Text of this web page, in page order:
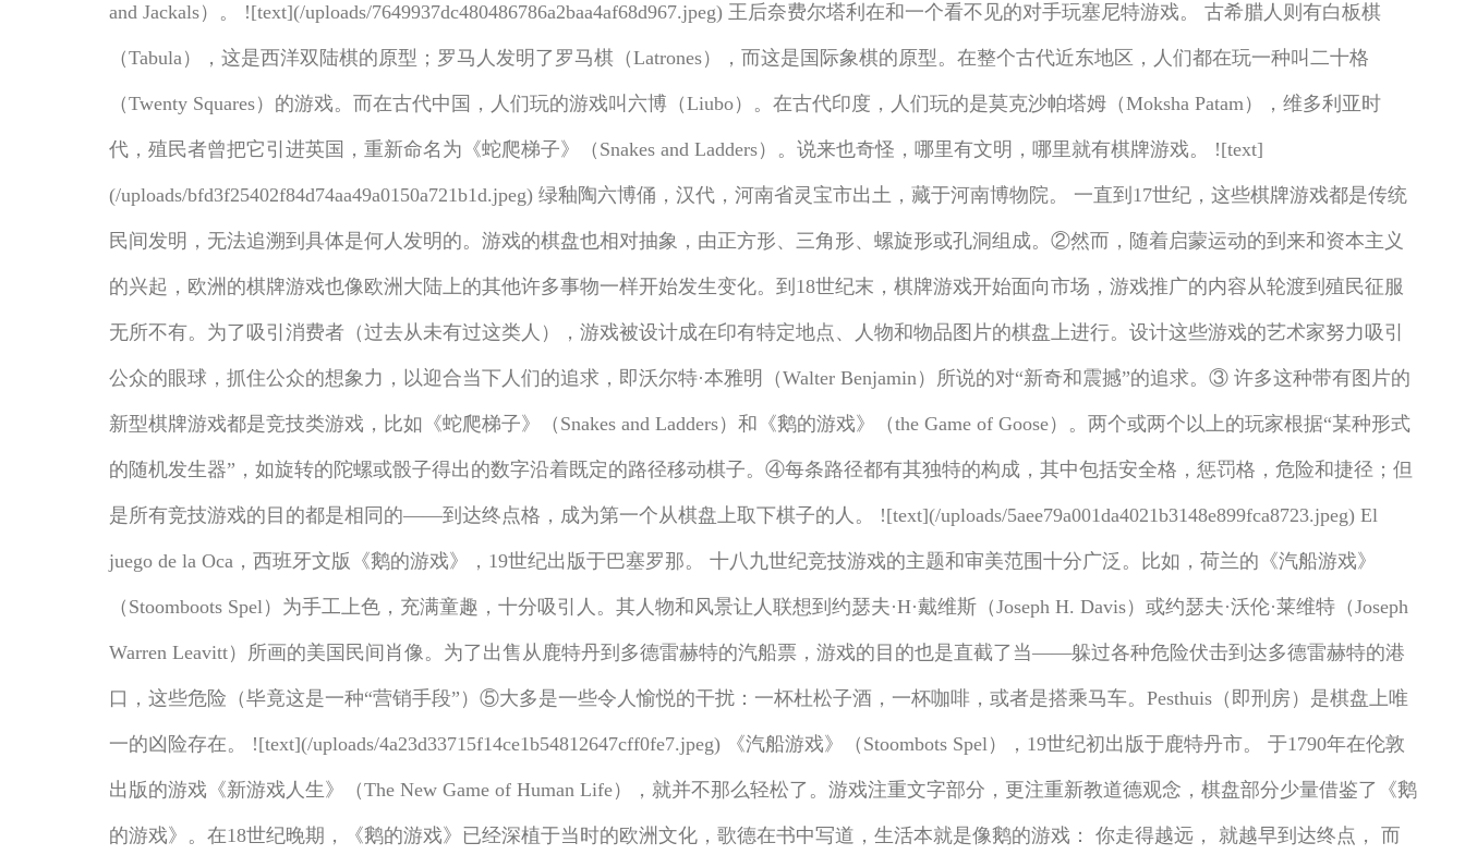
and Jackals）。 ![text](/uploads/7649937dc480486786a2baa4af68d967.jpeg) 王后奈费尔塔利在和一个看不见的对手玩塞尼特游戏。 古希腊人则有白板棋
（Tabula），这是西洋双陆棋的原型；罗马人发明了罗马棋（Latrones），而这是国际象棋的原型。在整个古代近东地区，人们都在玩一种叫二十格
（Twenty Squares）的游戏。而在古代中国，人们玩的游戏叫六博（Liubo）。在古代印度，人们玩的是莫克沙帕塔姆（Moksha Patam），维多利亚时
代，殖民者曾把它引进英国，重新命名为《蛇爬梯子》（Snakes and Ladders）。说来也奇怪，哪里有文明，哪里就有棋牌游戏。 ![text]
(/uploads/bfd3f25402f84d74aa49a0150a721b1d.jpeg) 绿釉陶六博俑，汉代，河南省灵宝市出土，藏于河南博物院。 一直到17世纪，这些棋牌游戏都是传统
民间发明，无法追溯到具体是何人发明的。游戏的棋盘也相对抽象，由正方形、三角形、螺旋形或孔洞组成。②然而，随着启蒙运动的到来和资本主义
的兴起，欧洲的棋牌游戏也像欧洲大陆上的其他许多事物一样开始发生变化。到18世纪末，棋牌游戏开始面向市场，游戏推广的内容从轮渡到殖民征服
无所不有。为了吸引消费者（过去从未有过这类人），游戏被设计成在印有特定地点、人物和物品图片的棋盘上进行。设计这些游戏的艺术家努力吸引
公众的眼球，抓住公众的想象力，以迎合当下人们的追求，即沃尔特·本雅明（Walter Benjamin）所说的对“新奇和震撼”的追求。③ 许多这种带有图片的
新型棋牌游戏都是竞技类游戏，比如《蛇爬梯子》（Snakes and Ladders）和《鹅的游戏》（the Game of Goose）。两个或两个以上的玩家根据“某种形式
的随机发生器”，如旋转的陀螺或骰子得出的数字沿着既定的路径移动棋子。④每条路径都有其独特的构成，其中包括安全格，惩罚格，危险和捷径；但
是所有竞技游戏的目的都是相同的——到达终点格，成为第一个从棋盘上取下棋子的人。 ![text](/uploads/5aee79a001da4021b3148e899fca8723.jpeg) El
juego de la Oca，西班牙文版《鹅的游戏》，19世纪出版于巴塞罗那。 十八九世纪竞技游戏的主题和审美范围十分广泛。比如，荷兰的《汽船游戏》
（Stoomboots Spel）为手工上色，充满童趣，十分吸引人。其人物和风景让人联想到约瑟夫·H·戴维斯（Joseph H. Davis）或约瑟夫·沃伦·莱维特（Joseph
Warren Leavitt）所画的美国民间肖像。为了出售从鹿特丹到多德雷赫特的汽船票，游戏的目的也是直截了当——躲过各种危险伏击到达多德雷赫特的港
口，这些危险（毕竟这是一种“营销手段”）⑤大多是一些令人愉悦的干扰：一杯杜松子酒，一杯咖啡，或者是搭乘马车。Pesthuis（即刑房）是棋盘上唯
一的凶险存在。 ![text](/uploads/4a23d33715f14ce1b54812647cff0fe7.jpeg) 《汽船游戏》（Stoombots Spel），19世纪初出版于鹿特丹市。 于1790年在伦敦
出版的游戏《新游戏人生》（The New Game of Human Life），就并不那么轻松了。游戏注重文字部分，更注重新教道德观念，棋盘部分少量借鉴了《鹅
的游戏》。在18世纪晚期，《鹅的游戏》已经深植于当时的欧洲文化，歌德在书中写道，生活本就是像鹅的游戏： 你走得越远， 就越早到达终点， 而